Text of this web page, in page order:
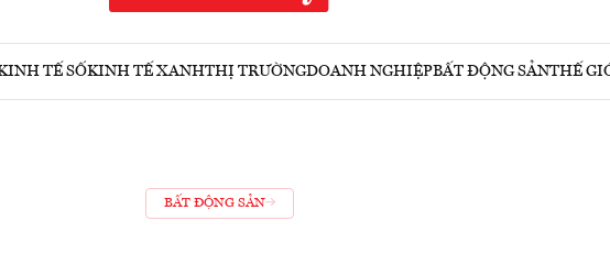
TẾ SỐKINH TẾ XANHTHỊ TRƯỜNGDOANH NGHIỆPBẤT ĐỘNG SẢNTHẾ
BẤT ĐỘNG SẢN